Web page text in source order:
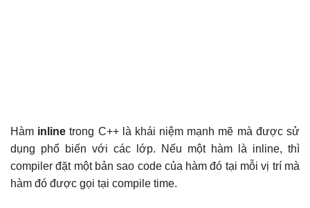
Hàm inline trong C++ là khái niệm mạnh mẽ mà được sử
dụng phổ biến với các lớp. Nếu một hàm là inline, thì
compiler đặt một bản sao code của hàm đó tại mỗi vị trí mà
hàm đó được gọi tại compile time.